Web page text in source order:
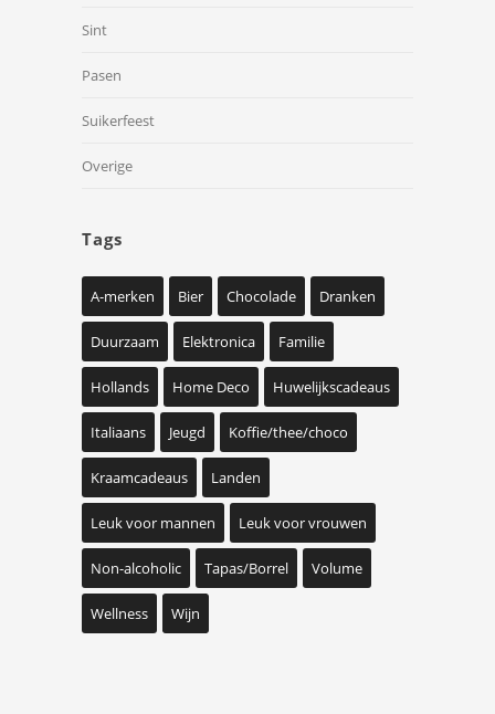
Sint
Pasen
Suikerfeest
Overige
Tags
A-merken Bier Chocolade Dranken
Duurzaam Elektronica Familie
Hollands Home Deco Huwelijkscadeaus
Italiaans Jeugd Koffie/thee/choco
Kraamcadeaus Landen
Leuk voor mannen Leuk voor vrouwen
Non-alcoholic Tapas/Borrel Volume
Wellness Wijn